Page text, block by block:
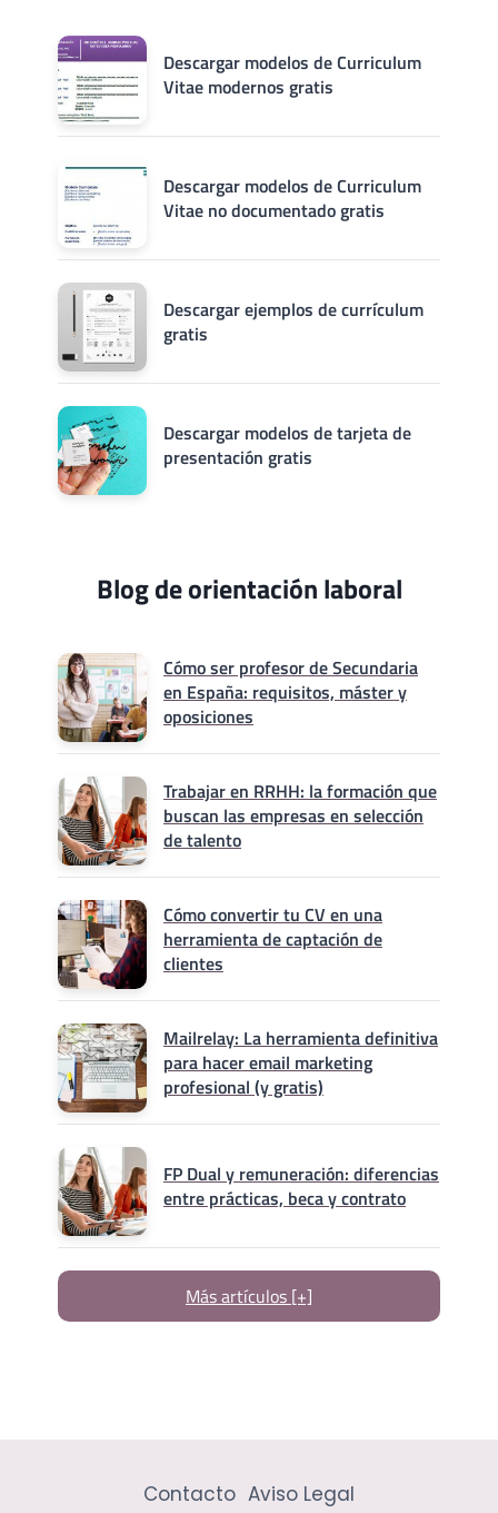
Descargar modelos de Curriculum
Vitae modernos gratis
Descargar modelos de Curriculum
Vitae no documentado gratis
Descargar ejemplos de currículum
gratis
Descargar modelos de tarjeta de
presentación gratis
Blog de orientación laboral
Cómo ser profesor de Secundaria
en España: requisitos, máster y
oposiciones
Trabajar en RRHH: la formación que
buscan las empresas en selección
de talento
Cómo convertir tu CV en una
herramienta de captación de
clientes
Mailrelay: La herramienta definitiva
para hacer email marketing
profesional (y gratis)
FP Dual y remuneración: diferencias
entre prácticas, beca y contrato
Más artículos [+]
Contacto Aviso Legal